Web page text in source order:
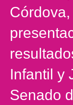
Infantil y
Senado